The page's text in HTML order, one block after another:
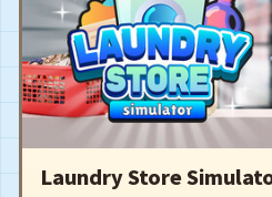
Laundry Store